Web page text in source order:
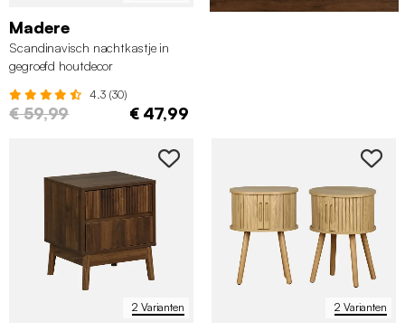
Madere
Scandinavisch nachtkastje in
gegroefd houtdecor
4.3 (30)
€ 59,99 € 47,99
2 Varianten 2 Varianten